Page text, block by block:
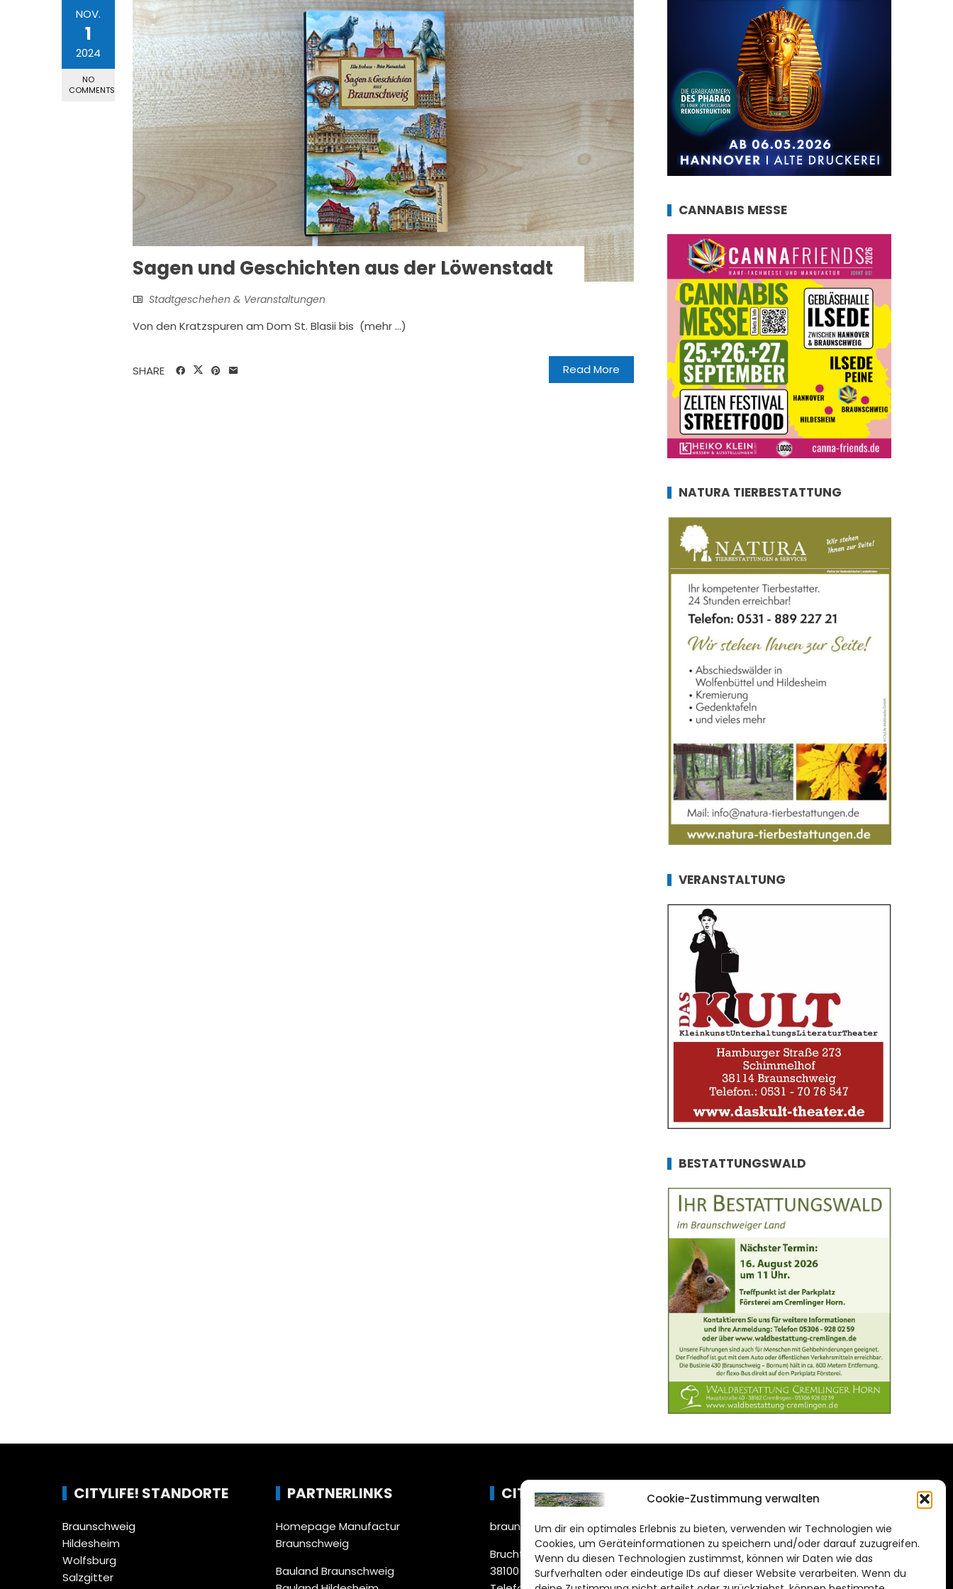
Cookie-Zustimmung verwalten
Um dir ein optimales Erlebnis zu bieten, verwenden wir Technologien wie
Cookies, um Geräteinformationen zu speichern und/oder darauf zuzugreifen.
Wenn du diesen Technologien zustimmst, können wir Daten wie das
Surfverhalten oder eindeutige IDs auf dieser Website verarbeiten. Wenn du
NOV.
1
2024
NO
COMMENTS
Sagen und Geschichten aus der Löwenstadt
Stadtgeschehen & Veranstaltungen
Von den Kratzspuren am Dom St. Blasii bis (mehr …)
Read More
SHARE
CANNABIS MESSE
NATURA TIERBESTATTUNG
VERANSTALTUNG
BESTATTUNGSWALD
CITYLIFE! STANDORTE
Braunschweig
Hildesheim
Wolfsburg
Salzgitter
PARTNERLINKS
Homepage Manufactur
Braunschweig
Bauland Braunschweig
CITYLIFE!
braunschweig@citylifemedien.de
Bruchtorwall 12
38100 Braunschweig
DAS STADTMAGAZIN
FÜR BRAUNSCHWEIG
Impressum
Datenschutzerklärung
Cookie Richtlinie